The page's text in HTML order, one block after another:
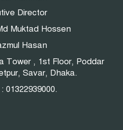
Director
Muktad Hossen
Hasan
Tower , 1st Floor, Poddar
Savar, Dhaka.
01322939000.